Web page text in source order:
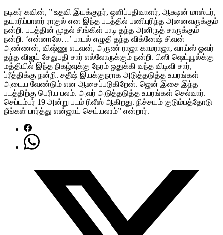
நடிகர் கவின், ” உதவி இயக்குநர், ஒளிப்பதிவாளர், ஆக்ஷன் மாஸ்டர்,
தயாரிப்பாளர் ராகுல் என இந்த படத்தில் பணிபுரிந்த அனைவருக்கும்
நன்றி. படத்தின் முதல் சிங்கிள் பாடி தந்த அனிருத் சாருக்கும்
நன்றி. ‘என்னாலே…’ பாடல் எழுதி தந்த விக்னேஷ் சிவன்
அண்ணன், விஷ்ணு எடவன், அருண் ராஜா காமராஜா, வாய்ஸ் ஓவர்
தந்த விஜய் சேதுபதி சார் எல்லோருக்கும் நன்றி. பிஸி ஷெட்யூல்க்கு
மத்தியில் இந்த நிகழ்வுக்கு நேரம் ஒதுக்கி வந்த விடிவி சார்,
ப்ரீத்திக்கு நன்றி. சதீஷ் இயக்குநராக அடுத்தடுத்த உயரங்கள்
அடைய வேண்டும் என ஆசைப்படுகிறேன். ஜென் இசை இந்த
படத்திற்கு பெரிய பலம். அவர் அடுத்தடுத்த உயரங்கள் செல்வார்.
செப்டம்பர் 19 அன்று படம் ரிலீஸ் ஆகிறது. நிச்சயம் குடும்பத்தோடு
நீங்கள் பார்த்து என்ஜாய் செய்யலாம்” என்றார்.